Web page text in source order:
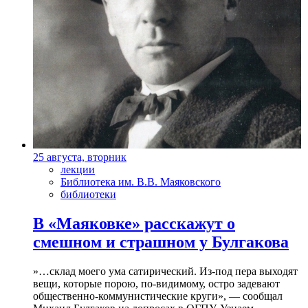
25 августа, вторник
лекции
Библиотека им. В.В. Маяковского
библиотеки
В «Маяковке» расскажут о
смешном и страшном у Булгакова
»…склад моего ума сатирический. Из-под пера выходят
вещи, которые порою, по-видимому, остро задевают
общественно-коммунистические круги», — сообщал